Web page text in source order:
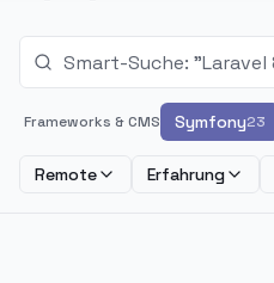
Frameworks & CMS Symfony23
Remote Erfahrung